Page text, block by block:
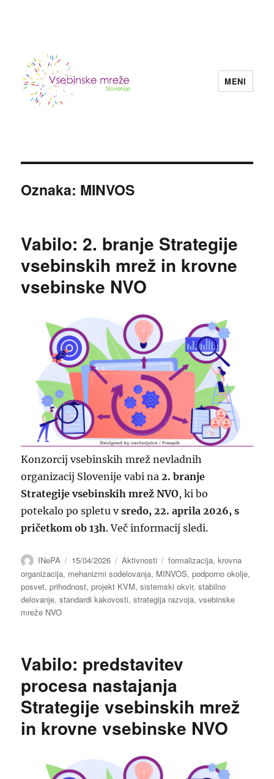
organizacij Slovenije
MENI
Oznaka: MINVOS
Vabilo: 2. branje Strategije
vsebinskih mrež in krovne
vsebinske NVO
Konzorcij vsebinskih mrež nevladnih
organizacij Slovenije vabi na 2. branje
Strategije vsebinskih mrež NVO, ki bo
potekalo po spletu vsredo, 22. aprila 2026, s
pričetkom ob 13h. Več informacij sledi.
Avtor
INePA
Objavljeno
dne
15/04/2026 Kategorije
Aktivnosti Oznake
formalizacija,krovna
organizacija, mehanizmi sodelovanja, MINVOS,podporno okolje,
posvet,prihodnost,projekt KVM,sistemski okvir,stabilno
delovanje,standardi kakovosti,strategija razvoja,vsebinske
mreže NVO
Vabilo: predstavitev
procesa nastajanja
Strategije vsebinskih mrež
in krovne vsebinske NVO